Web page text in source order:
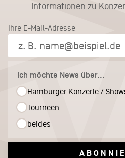
Informationen zu
Ihre E-Mail-Adresse
Ich möchte News über...
Hamburger Konzerte /
Tourneen
beides